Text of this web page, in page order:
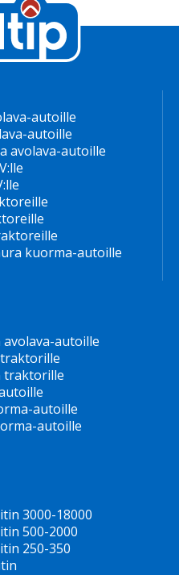
autoille
autoille
avolava-autoille
kuorma-autoille
autoille
traktorille
autoille
autoille
3000-18000
500-2000
250-350